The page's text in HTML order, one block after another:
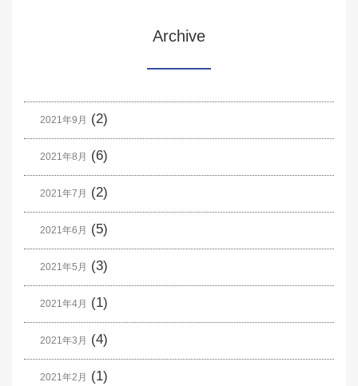
Archive
2021年9月 (2)
2021年8月 (6)
2021年7月 (2)
2021年6月 (5)
2021年5月 (3)
2021年4月 (1)
2021年3月 (4)
2021年2月 (1)